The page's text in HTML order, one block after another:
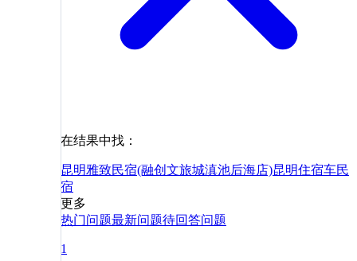
在结果中找：
昆明雅致民宿(融创文旅城滇池后海店)昆明住宿车民
宿
更多
热门问题最新问题待回答问题
1